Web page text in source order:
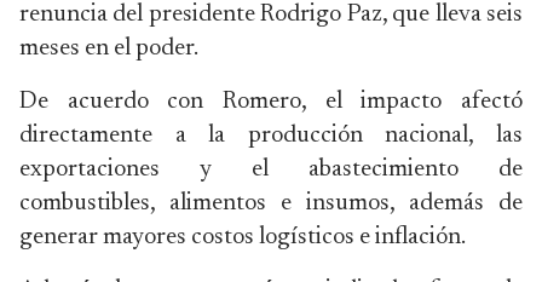
renuncia del presidente Rodrigo Paz, que lleva seis
meses en el poder.
De acuerdo con Romero, el impacto afectó
directamente a la producción nacional, las
exportaciones y el abastecimiento de
combustibles, alimentos e insumos, además de
generar mayores costos logísticos e inflación.